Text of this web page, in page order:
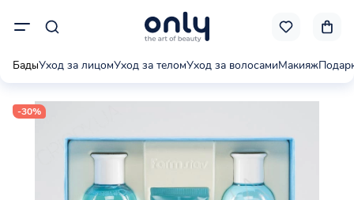
БадыУход за лицомУход за теломУход за волосамиМакияж
-30%